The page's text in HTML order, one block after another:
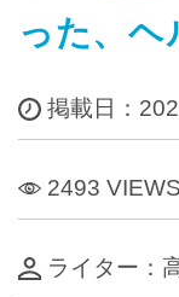
った、ヘ
ピ
掲載日：
2493 VIEWS
ライター：